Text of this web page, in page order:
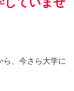
ら、今さら大学に